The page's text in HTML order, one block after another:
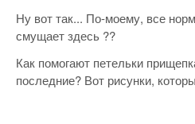
Ну вот так... По-моему, все
смущает здесь ??
Как помогают петельки
последние? Вот рисунки,